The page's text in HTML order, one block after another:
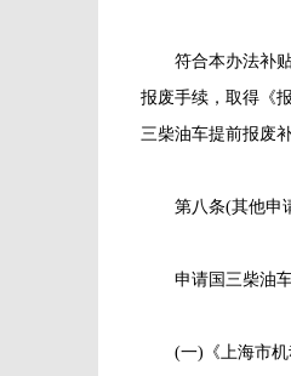
符合本办法补贴
报废手续，取得《
三柴油车提前报废
第八条(其他申
申请国三柴油车
(一)《上海市机